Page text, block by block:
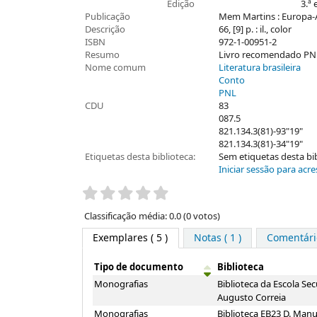
Edição
3.ª
Publicação
Mem Martins : Europa-
Descrição
66, [9] p. : il., color
ISBN
972-1-00951-2
Resumo
Livro recomendado
Nome comum
Literatura brasileira
Conto
PNL
CDU
83
087.5
821.134.3(81)-93"19"
821.134.3(81)-34"19"
Etiquetas desta biblioteca:
Sem etiquetas desta
Iniciar sessão para
Pontuação
Classificação média: 0.0 (0 votos)
Exemplares ( 5 ) Notas ( 1 )
Exemplares
Tipo de documento
Biblioteca
Monografias
Biblioteca da Escola
Augusto Correia
Monografias
Biblioteca EB23 D.